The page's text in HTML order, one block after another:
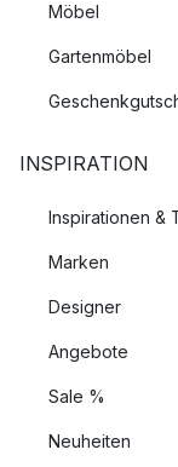
Möbel
Gartenmöbel
INSPIRATION
Inspirationen &
Marken
Designer
Angebote
Sale %
Neuheiten